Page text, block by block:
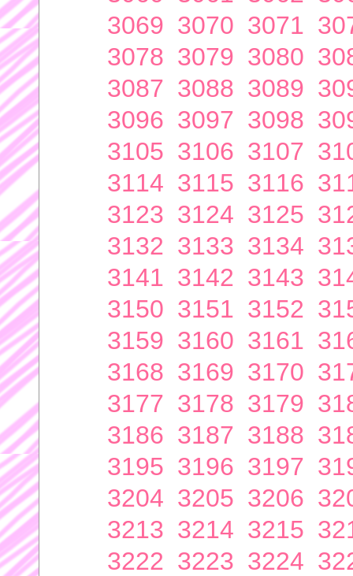
3069 3070 3071
3078 3079 3080
3087 3088 3089
3096 3097 3098
3105 3106 3107
3114 3115 3116
3123 3124 3125
3132 3133 3134
3141 3142 3143
3150 3151 3152
3159 3160 3161
3168 3169 3170
3177 3178 3179
3186 3187 3188
3195 3196 3197
3204 3205 3206
3213 3214 3215
3222 3223 3224